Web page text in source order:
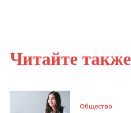
Читайте также
Общество